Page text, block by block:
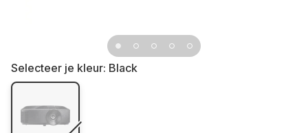
Selecteer je kleur: Black